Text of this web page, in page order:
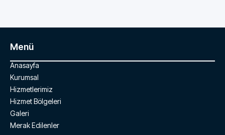
Menü
Anasayfa
Kurumsal
Hizmetlerimiz
Hizmet Bölgeleri
Galeri
Merak Edilenler